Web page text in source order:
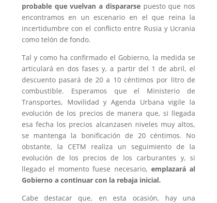
probable que vuelvan a dispararsepuesto que nos
encontramos en un escenario en el que reina la
incertidumbre con el conflicto entre Rusia y Ucrania
como telón de fondo.
Tal y como ha confirmado el Gobierno, la medida se
articulará en dos fases y, a partir del 1 de abril, el
descuento pasará de 20 a 10 céntimos por litro de
combustible. Esperamos que el Ministerio de
Transportes, Movilidad y Agenda Urbana vigile la
evolución de los precios de manera que, si llegada
esa fecha los precios alcanzasen niveles muy altos,
se mantenga la bonificación de 20 céntimos. No
obstante, la CETM realiza un seguimiento de la
evolución de los precios de los carburantes y, si
llegado el momento fuese necesario, emplazará al
Gobierno a continuar con la rebaja inicial.
Cabe destacar que, en esta ocasión, hay una